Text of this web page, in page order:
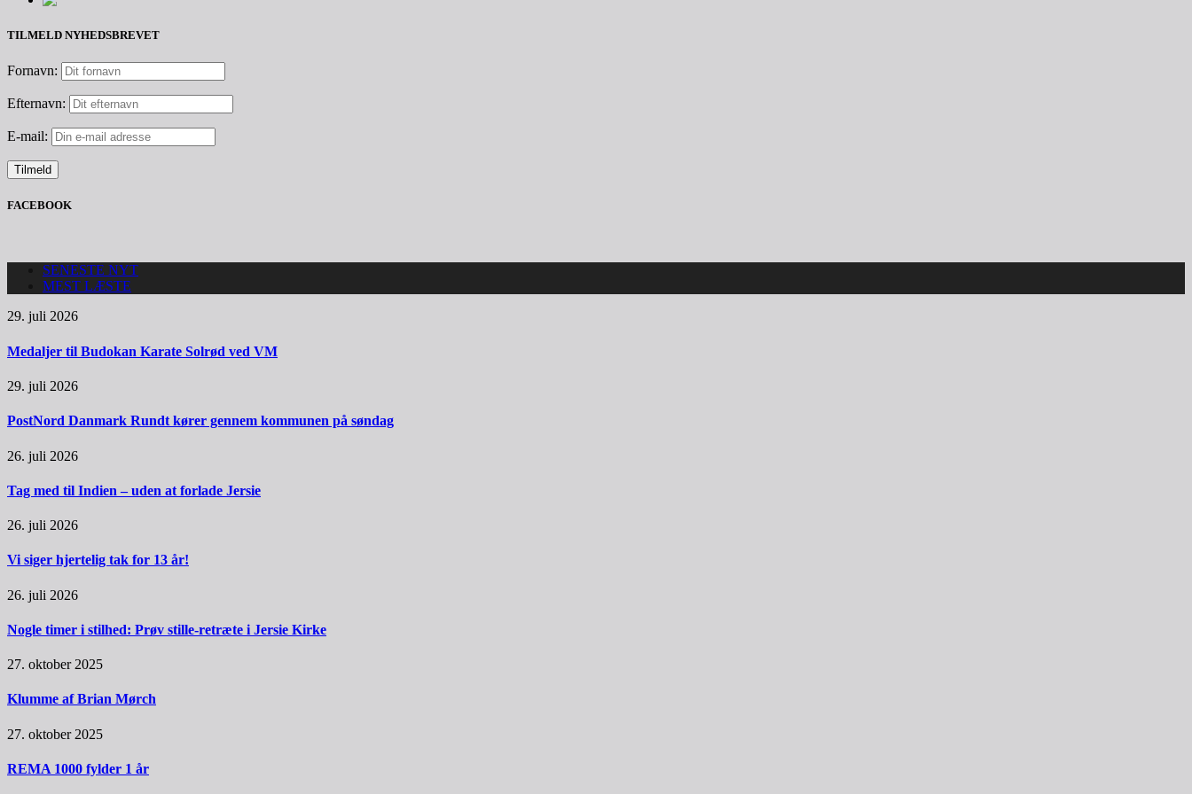
TILMELD NYHEDSBREVET
Fornavn:
Efternavn:
E-mail:
FACEBOOK
SENESTE NYT
MEST LÆSTE
29. juli 2026
Medaljer til Budokan Karate Solrød ved VM
29. juli 2026
PostNord Danmark Rundt kører gennem kommunen på søndag
26. juli 2026
Tag med til Indien – uden at forlade Jersie
26. juli 2026
Vi siger hjertelig tak for 13 år!
26. juli 2026
Nogle timer i stilhed: Prøv stille-retræte i Jersie Kirke
27. oktober 2025
Klumme af Brian Mørch
27. oktober 2025
REMA 1000 fylder 1 år